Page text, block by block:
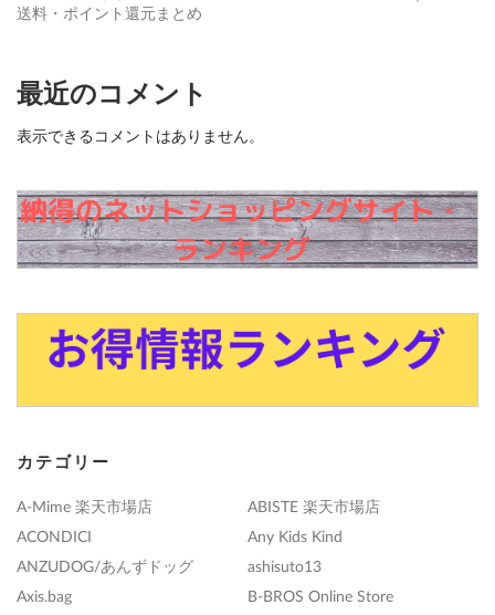
送料・ポイント還元まとめ
最近のコメント
表示できるコメントはありません。
カテゴリー
A-Mime 楽天市場店
ABISTE 楽天市場店
ACONDICI
Any Kids Kind
ANZUDOG/あんずドッグ
ashisuto13
Axis.bag
B-BROS Online Store